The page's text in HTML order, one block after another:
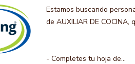
Estamos buscando
de AUXILIAR DE
- Completes tu hoja de...